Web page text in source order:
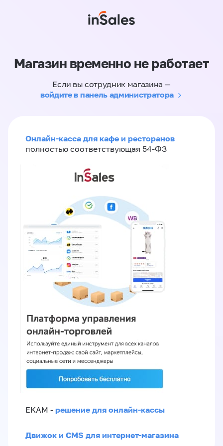
Магазин временно не работает
Если вы сотрудник магазина —
войдите в панель администратора
Онлайн-касса для кафе и ресторанов
полностью соответствующая 54-ФЗ
EKAM - решение для онлайн-кассы
Движок и CMS для интернет-магазина